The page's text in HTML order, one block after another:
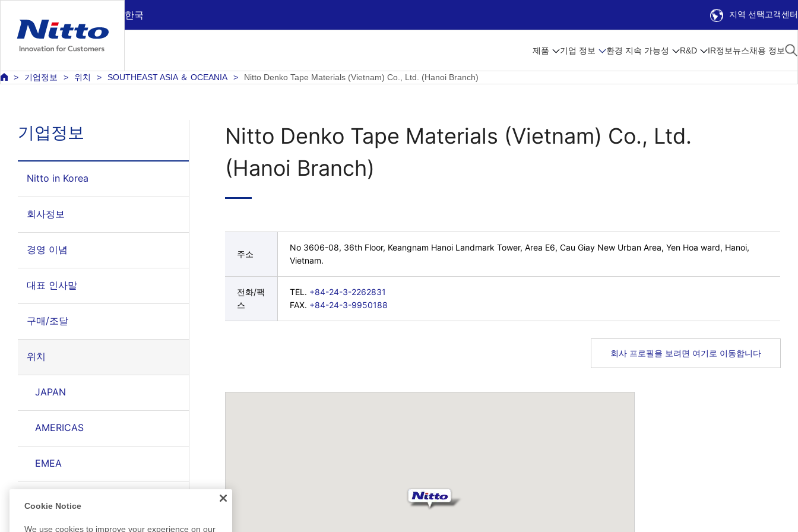
한국 지역 선택고객센터
제품 기업 정보 환경 지속 가능성 R&D IR정보뉴스채용 정보
기업정보 위치 SOUTHEAST ASIA ＆ OCEANIA Nitto Denko Tape Materials (Vietnam) Co., Ltd. (Hanoi Branch)
기업정보
Nitto in Korea
회사정보
경영 이념
대표 인사말
구매/조달
위치
JAPAN
AMERICAS
EMEA
Nitto Denko Tape Materials (Vietnam) Co., Ltd.
(Hanoi Branch)
주소
No 3606-08, 36th Floor, Keangnam Hanoi Landmark Tower, Area E6, Cau Giay New Urban Area, Yen Hoa ward, Hanoi,
Vietnam.
전화/팩
스
TEL. +84-24-3-2262831
FAX. +84-24-3-9950188
회사 프로필을 보려면 여기로 이동합니다
Cookie Notice
We use cookies to improve your experience on our